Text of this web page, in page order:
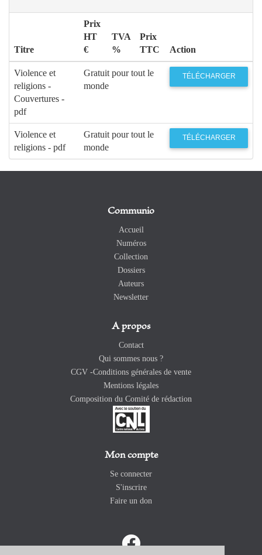
Titre
Prix
HT
€
TVA
%
Prix
TTC
Action
Violence et
religions -
Couvertures -
pdf
Gratuit pour tout le
monde
TÉLÉCHARGER
Violence et
religions - pdf
Gratuit pour tout le
monde
TÉLÉCHARGER
Communio
Accueil
Numéros
Collection
Dossiers
Auteurs
Newsletter
A propos
Contact
Qui sommes nous ?
CGV -Conditions générales de vente
Mentions légales
Composition du Comité de rédaction
Mon compte
Se connecter
S'inscrire
Faire un don